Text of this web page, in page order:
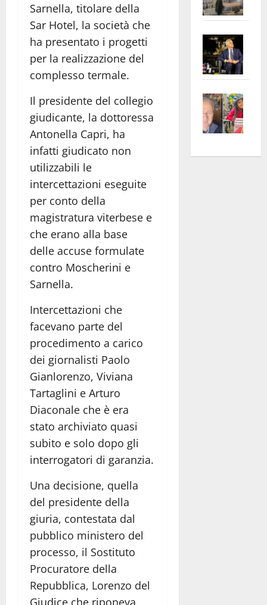
Sarnella, titolare della
Sar Hotel, la società che
ha presentato i progetti
per la realizzazione del
complesso termale.
Il presidente del collegio
giudicante, la dottoressa
Antonella Capri, ha
infatti giudicato non
utilizzabili le
intercettazioni eseguite
per conto della
magistratura viterbese e
che erano alla base
delle accuse formulate
contro Moscherini e
Sarnella.
Intercettazioni che
facevano parte del
procedimento a carico
dei giornalisti Paolo
Gianlorenzo, Viviana
Tartaglini e Arturo
Diaconale che è era
stato archiviato quasi
subito e solo dopo gli
interrogatori di garanzia.
Una decisione, quella
del presidente della
giuria, contestata dal
pubblico ministero del
processo, il Sostituto
Procuratore della
Repubblica, Lorenzo del
Giudice che riponeva
euro
apre